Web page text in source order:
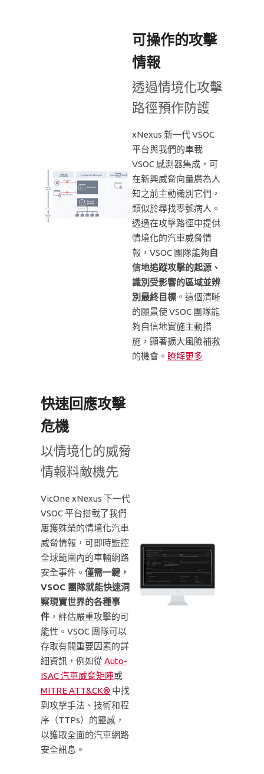
可操作的攻擊
情報
透過情境化攻擊
路徑預作防護
xNexus 新一代 VSOC
平台與我們的車載
VSOC 感測器集成，可
在新興威脅向量廣為人
知之前主動識別它們，
類似於尋找零號病人。
透過在攻擊路徑中提供
情境化的汽車威脅情
報，VSOC 團隊能夠自
信地追蹤攻擊的起源、
識別受影響的區域並辨
別最終目標 。這個清晰
的願景使 VSOC 團隊能
夠自信地實施主動措
施，顯著擴大風險補救
的機會。 瞭解更多
快速回應攻擊
危機
以情境化的威脅
情報料敵機先
VicOne xNexus 下一代
VSOC 平台搭載了我們
屢獲殊榮的情境化汽車
威脅情報，可即時監控
全球範圍內的車輛網路
安全事件。 僅需一鍵，
VSOC 團隊就能快速洞
察現實世界的各種事
件，評估嚴重攻擊的可
能性。VSOC 團隊可以
存取有關重要因素的詳
細資訊，例如從Auto-
ISAC 汽車威脅矩陣或
MITRE ATT&CK®中找
到攻擊手法、技術和程
序（TTPs）的靈感，
以獲取全面的汽車網路
安全訊息。